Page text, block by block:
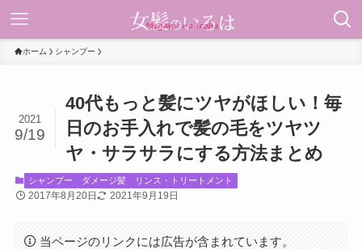
ホーム シャンプー
40代もっと髪にツヤがほしい！毎
日のお手入れで髪の毛をツヤツ
ヤ・サラサラにする方法まとめ
2021
9/19
シャンプー ダメージ髪 リンス・トリートメント
2017年8月20日 2021年9月19日
当ページのリンクには広告が含まれています。